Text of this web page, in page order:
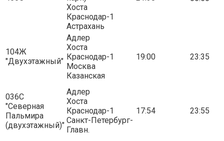
Хоста
Краснодар-1
Астрахань
104Ж
"Двухэтажный"
Адлер
Хоста
Краснодар-1
Москва
Казанская
19:00 23:35
036С
"Северная
Пальмира
(двухэтажный)"
Адлер
Хоста
Краснодар-1
Санкт-Петербург-
Главн.
17:54 23:55